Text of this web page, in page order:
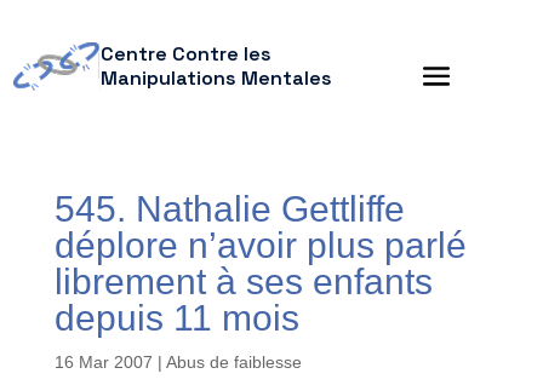
Centre Contre les
Manipulations Mentales
545. Nathalie Gettliffe
déplore n’avoir plus parlé
librement à ses enfants
depuis 11 mois
16 Mar 2007 | Abus de faiblesse